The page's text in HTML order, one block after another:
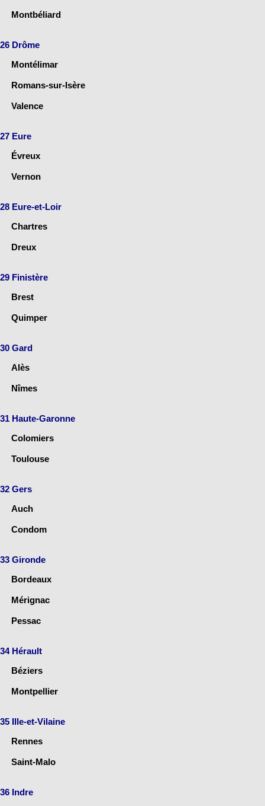
Montbéliard
26 Drôme
Montélimar
Romans-sur-Isère
Valence
27 Eure
Évreux
Vernon
28 Eure-et-Loir
Chartres
Dreux
29 Finistère
Brest
Quimper
30 Gard
Alès
Nîmes
31 Haute-Garonne
Colomiers
Toulouse
32 Gers
Auch
Condom
33 Gironde
Bordeaux
Mérignac
Pessac
34 Hérault
Béziers
Montpellier
35 Ille-et-Vilaine
Rennes
Saint-Malo
36 Indre